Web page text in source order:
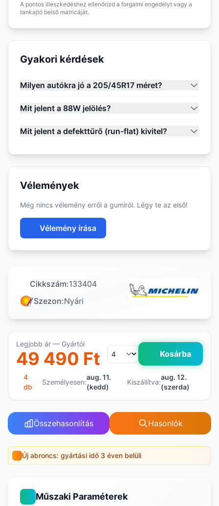
A pontos illeszkedéshez ellenőrizd a forgalmi engedélyt vagy a
tankajtó belső matricáját.
Gyakori kérdések
Milyen autókra jó a 205/45R17 méret?
Mit jelent a 88W jelölés?
Mit jelent a defekttűrő (run-flat) kivitel?
Vélemények
Még nincs vélemény erről a gumiról. Légy te az első!
Vélemény írása
Cikkszám:133404
Szezon:Nyári
Legjobb ár — Gyártói
49 490 Ft Kosárba
4
db
Személyesen:
aug. 11.
(kedd)
Kiszállítva:
aug. 12.
(szerda)
Összehasonlítás Hasonlók
Új abroncs: gyártási idő 3 éven belüli
Műszaki Paraméterek